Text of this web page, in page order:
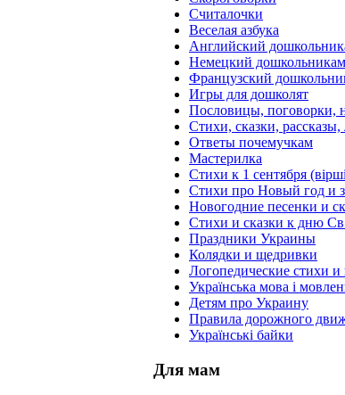
Считалочки
Веселая азбука
Английский
Немецкий дошкольникам
Французский
Игры для дошколят
Пословицы, поговорки,
Стихи, сказки,
Ответы почемучкам
Мастерилка
Стихи к 1 сентября
Стихи про Новый год и
Новогодние песенки и
Стихи и сказки к дню
Праздники Украины
Колядки и щедривки
Логопедические стихи и
Українська мова і
Детям про Украину
Правила дорожного
Українські байки
Для мам